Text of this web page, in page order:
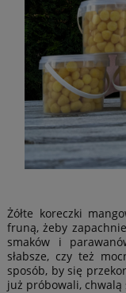
Żółte koreczki
fruną, żeby
smaków i
słabsze, czy też
sposób, by się
już próbowali, chwalą